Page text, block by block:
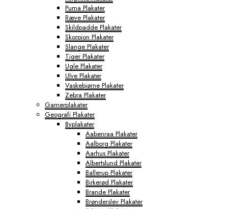
Puma Plakater
Ræve Plakater
Skildpadde Plakater
Skorpion Plakater
Slange Plakater
Tiger Plakater
Ugle Plakater
Ulve Plakater
Vaskebjørne Plakater
Zebra Plakater
Gamerplakater
Geografi Plakater
Byplakater
Aabenraa Plakater
Aalborg Plakater
Aarhus Plakater
Albertslund Plakater
Ballerup Plakater
Birkerød Plakater
Brande Plakater
Brønderslev Plakater